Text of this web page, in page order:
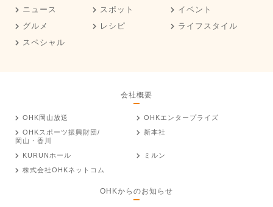
ニュース スポット
イベント
グルメ
レシピ
ライフスタイル
スペシャル
会社概要
OHK岡山放送
OHKエンタープライズ
OHKスポーツ振興財団/
岡山・香川
新本社
KURUNホール
ミルン
株式会社OHKネットコム
OHKからのお知らせ